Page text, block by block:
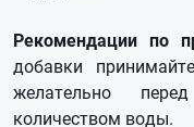
Рекомендации по
добавки
желательно
количеством воды.